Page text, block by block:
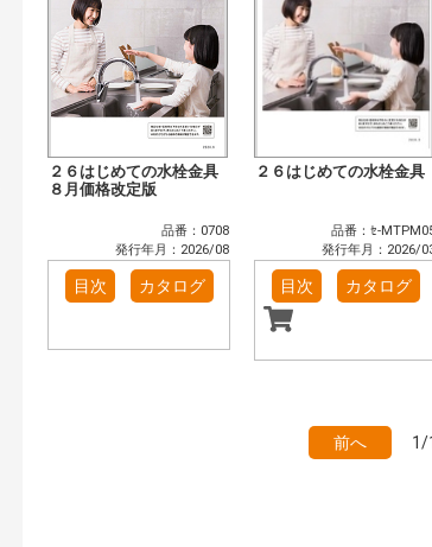
２６はじめての水栓金具
８月価格改定版
品番：0708
発行年月：2026/08
目次 カタログ
２６はじめての水栓金具
品番：ｾ-
発行年月：2026/
目次 カタログ
前へ 1/